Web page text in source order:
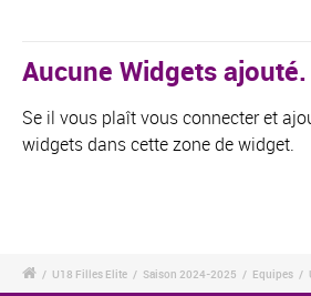
Aucune Widgets ajouté.
Se il vous plaît vous connecter et
widgets dans cette zone de widget.
/ U18 Filles Elite / Saison 2024-2025 / Equipes /